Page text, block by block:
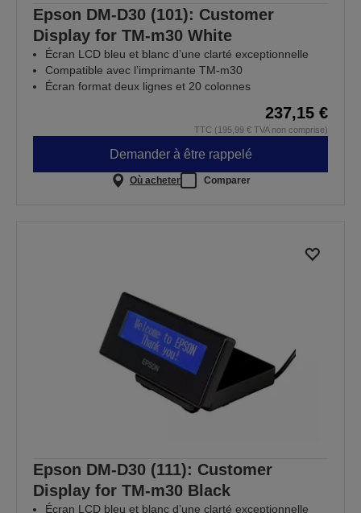
Epson DM-D30 (101): Customer
Display for TM-m30 White
Écran LCD bleu et blanc d’une clarté exceptionnelle
Compatible avec l’imprimante TM-m30
Écran format deux lignes et 20 colonnes
237,15 €
TTC (195,99 € TVA non comprise)
Demander à être rappelé
Où acheter Comparer
Epson DM-D30 (111): Customer
Display for TM-m30 Black
Écran LCD bleu et blanc d’une clarté exceptionnelle